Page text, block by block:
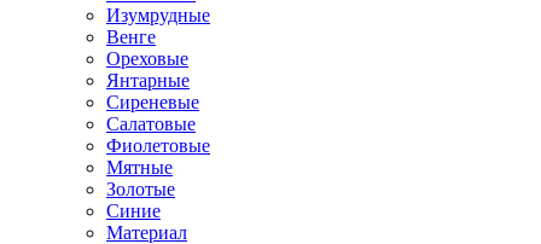
Изумрудные
Венге
Ореховые
Янтарные
Сиреневые
Салатовые
Фиолетовые
Мятные
Золотые
Синие
Материал